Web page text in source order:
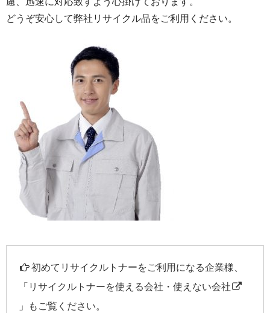
どうぞ安心して弊社リサイクル品をご利用ください。
初めてリサイクルトナーをご利用になる企業様、
「 リサイクルトナーを使える会社・使えない会社
」もご覧ください。